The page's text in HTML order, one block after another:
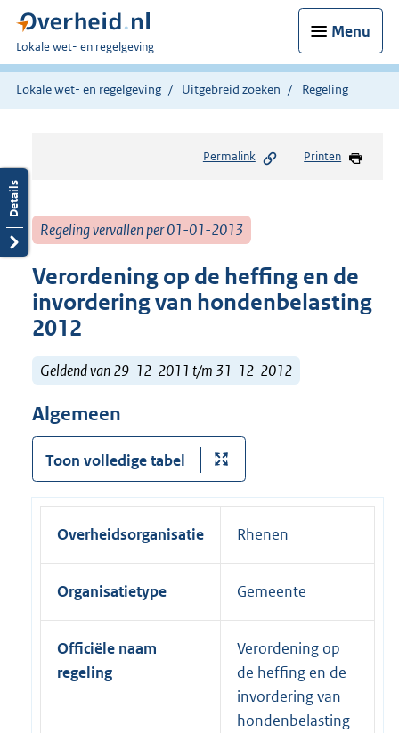
Menu
U
bent
hier:
Lokale wet- en regelgeving
Lokale wet- en regelgeving Uitgebreid zoeken Regeling
Permalink Printen
Regeling vervallen per 01-01-2013
Verordening op de heffing en de
invordering van hondenbelasting
2012
Geldend van 29-12-2011 t/m 31-12-2012
Algemeen
Toon volledige tabel
Overheidsorganisatie Rhenen
Organisatietype Gemeente
Officiële naam
regeling
Verordening op
de heffing en de
invordering van
hondenbelasting